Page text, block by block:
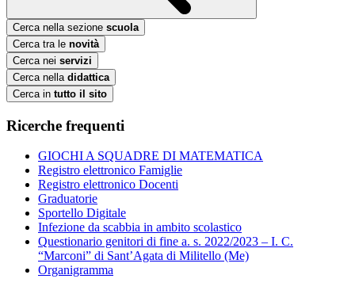
Cerca nella sezione scuola
Cerca tra le novità
Cerca nei servizi
Cerca nella didattica
Cerca in tutto il sito
Ricerche frequenti
GIOCHI A SQUADRE DI MATEMATICA
Registro elettronico Famiglie
Registro elettronico Docenti
Graduatorie
Sportello Digitale
Infezione da scabbia in ambito scolastico
Questionario genitori di fine a. s. 2022/2023 – I. C.
“Marconi” di Sant’Agata di Militello (Me)
Organigramma